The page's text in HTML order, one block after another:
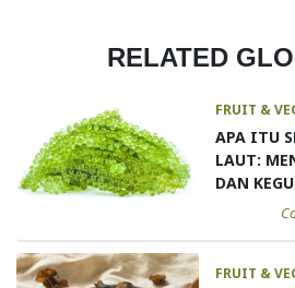
RELATED
FRUIT &
APA ITU
LAUT:
DAN
FRUIT &